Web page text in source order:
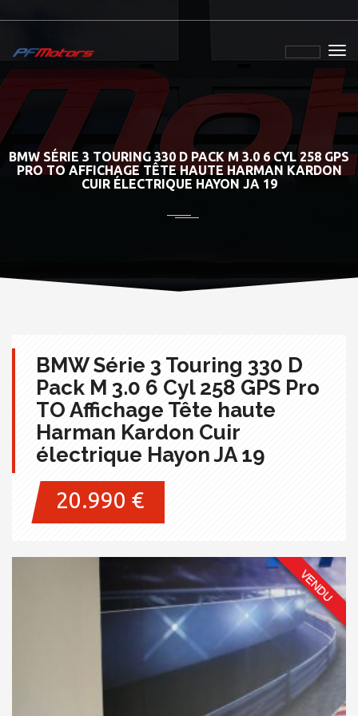
BMW SÉRIE 3 TOURING 330 D PACK M 3.0 6 CYL 258 GPS
PRO TO AFFICHAGE TÊTE HAUTE HARMAN KARDON
CUIR ÉLECTRIQUE HAYON JA 19
BMW Série 3 Touring 330 D
Pack M 3.0 6 Cyl 258 GPS Pro
TO Affichage Tête haute
Harman Kardon Cuir
électrique Hayon JA 19
20.990 €